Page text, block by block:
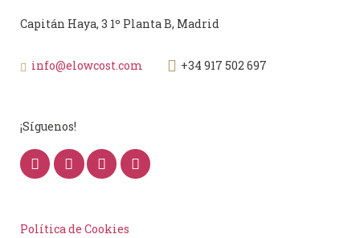
Capitán Haya, 3 1º Planta B, Madrid
info@elowcost.com +34 917 502 697
¡Síguenos!
Política de Cookies